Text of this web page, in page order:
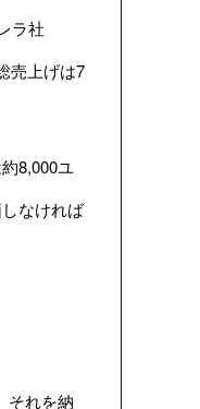
ラ社
売上げは7
8,000ユ
なければ
それを納